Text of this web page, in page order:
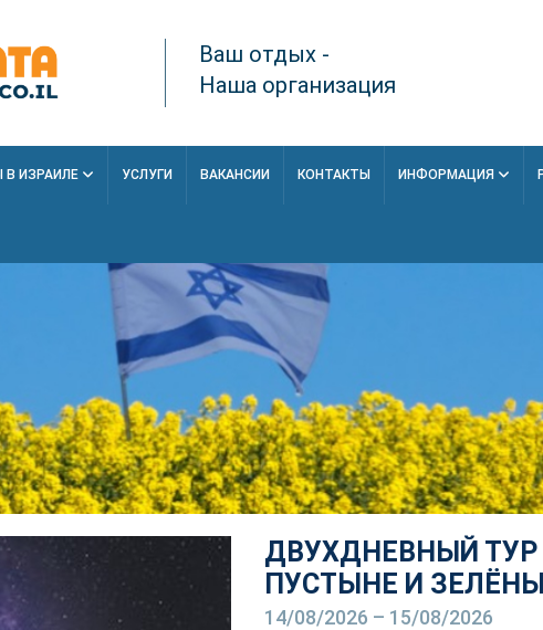
Ваш отдых -
Наша организация
В ИЗРАИЛЕ УСЛУГИ ВАКАНСИИ КОНТАКТЫ ИНФОРМАЦИЯ
ДВУХДНЕВНЫЙ
ПУСТЫНЕ И
14/08/2026 – 15/08/2026